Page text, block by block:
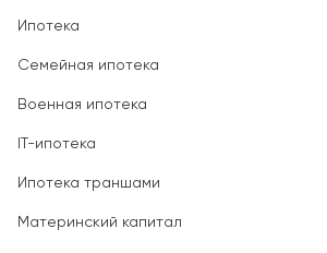
Ипотека
Семейная ипотека
Военная ипотека
IT-ипотека
Ипотека траншами
Материнский капитал